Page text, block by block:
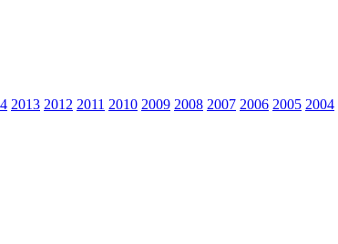
2013 2012 2011 2010 2009 2008 2007 2006 2005 2004